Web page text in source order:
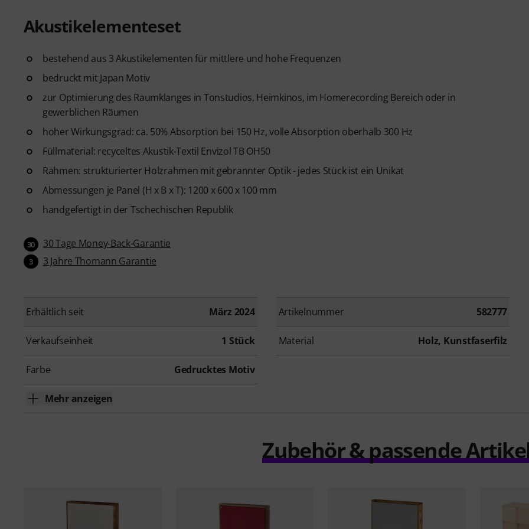
Akustikelementeset
bestehend aus 3 Akustikelementen für mittlere und hohe Frequenzen
bedruckt mit Japan Motiv
zur Optimierung des Raumklanges in Tonstudios, Heimkinos, im Homerecording Bereich oder in
gewerblichen Räumen
hoher Wirkungsgrad: ca. 50% Absorption bei 150 Hz, volle Absorption oberhalb 300 Hz
Füllmaterial: recyceltes Akustik-Textil Envizol TB OH50
Rahmen: strukturierter Holzrahmen mit gebrannter Optik - jedes Stück ist ein Unikat
Abmessungen je Panel (H x B x T): 1200 x 600 x 100 mm
handgefertigt in der Tschechischen Republik
30 30 Tage Money-Back-Garantie
3 3 Jahre Thomann Garantie
Erhältlich seit März 2024 Artikelnummer 582777
Verkaufseinheit 1 Stück Material Holz, Kunstfaserfilz
Farbe Gedrucktes Motiv
Mehr anzeigen
Zubehör & passende